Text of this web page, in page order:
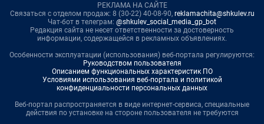
РЕКЛАМА НА САЙТЕ
Связаться с отделом продаж: 8 (30-22) 40-08-90, reklamachita@shkulev.ru
Чат-бот в телеграм: @shkulev_social_media_gp_bot
Редакция сайта не несет ответственности за достоверность
информации, содержащейся в рекламных объявлениях.
Особенности эксплуатации (использования) веб-портала регулируются:
Руководством пользователя
Описанием функциональных характеристик ПО
Условиями использования веб-портала и политикой
конфиденциальности персональных данных
Веб-портал распространяется в виде интернет-сервиса, специальные
действия по установке на стороне пользователя не требуются